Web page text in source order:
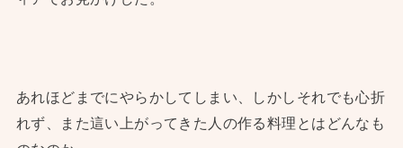
あれほどまでにやらかしてしまい、しかしそれでも心折
れず、また這い上がってきた人の作る料理とはどんなも